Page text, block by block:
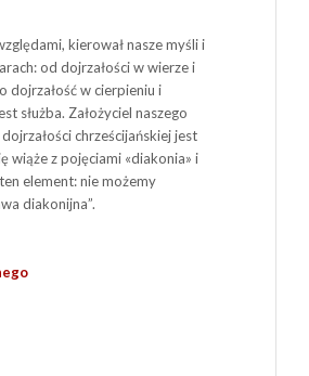
kierował nasze myśli i
od dojrzałościw wierzei
dojrzałość w cierpieniu i
służba. Założyciel naszego
chrześcijańskiej jest
wiąże z pojęciami «diakonia» i
element: nie możemy
diakonijna”.